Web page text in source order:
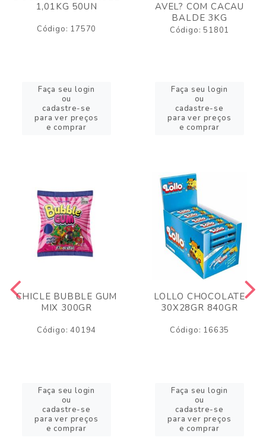
1,01KG 50UN
Código: 17570
Faça seu login
ou
cadastre-se
para ver preços
e comprar
AVEL? COM CACAU
BALDE 3KG
Código: 51801
Faça seu login
ou
cadastre-se
para ver preços
e comprar
CHICLE BUBBLE GUM
MIX 300GR
Código: 40194
Faça seu login
ou
cadastre-se
para ver preços
e comprar
LOLLO CHOCOLATE
30X28GR 840GR
Código: 16635
Faça seu login
ou
cadastre-se
para ver preços
e comprar